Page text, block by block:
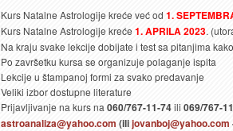
Kurs Natalne Astrologije kreće već od 1.
Kurs Natalne Astrologije kreće 1. APRILA 2023.
Na kraju svake lekcije dobijate i test sa pitanjima
Po završetku kursa se organizuje polaganje ispita
Lekcije u štampanoj formi za svako predavanje
Veliki izbor dostupne literature
Prijavljivanje na kurs na 060/767-11-74ili 069/767-
astroanaliza@yahoo.com (ilijovanboj@yahoo.com